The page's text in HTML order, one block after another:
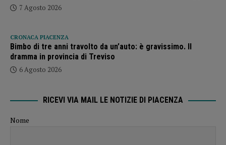
7 Agosto 2026
CRONACA PIACENZA
Bimbo di tre anni travolto da un’auto: è gravissimo. Il
dramma in provincia di Treviso
6 Agosto 2026
RICEVI VIA MAIL LE NOTIZIE DI PIACENZA
Nome